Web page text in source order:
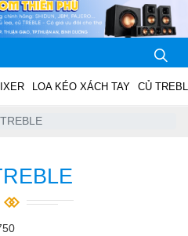
LOA KÉO XÁCH TAY CỦ